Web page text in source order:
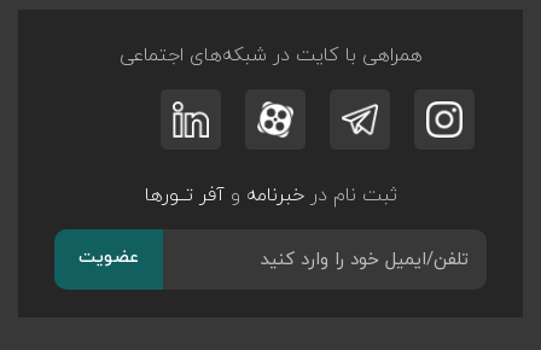
همراهی با کایت در شبکه‌های اجتماعی
ثبت نام درخبرنامه وآفر تــورها
عضویت